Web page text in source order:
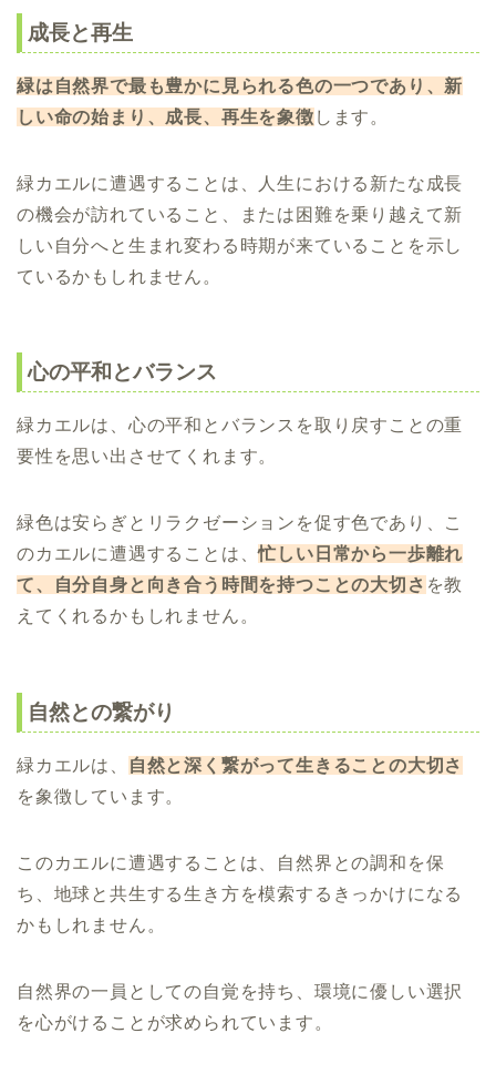
成長と再生
緑は自然界で最も豊かに見られる色の一つであり、新
しい命の始まり、成長、再生を象徴 します。
緑カエルに遭遇することは、人生における新たな成長
の機会が訪れていること、または困難を乗り越えて新
しい自分へと生まれ変わる時期が来ていることを示し
ているかもしれません。
心の平和とバランス
緑カエルは、心の平和とバランスを取り戻すことの重
要性を思い出させてくれます。
緑色は安らぎとリラクゼーションを促す色であり、こ
のカエルに遭遇することは、忙しい日常から一歩離れ
て、自分自身と向き合う時間を持つことの大切さ を教
えてくれるかもしれません。
自然との繋がり
緑カエルは、
自然と深く繋がって生きることの大切さ
を象徴しています。
このカエルに遭遇することは、自然界との調和を保
ち、地球と共生する生き方を模索するきっかけになる
かもしれません。
自然界の一員としての自覚を持ち、環境に優しい選択
を心がけることが求められています。